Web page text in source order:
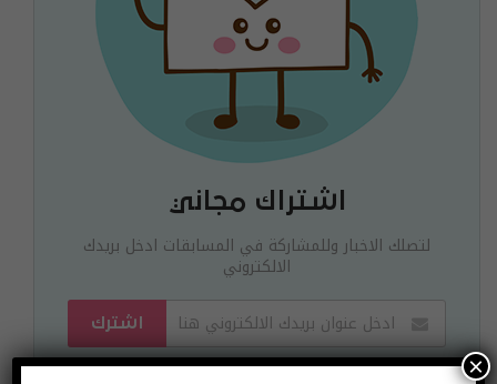
اشتراك مجاني
لتصلك الاخبار وللمشاركة في المسابقات ادخل بريدك
الالكتروني
اشترك
يمكنك الغاء الاشتراك ساعة ما تشاء ×